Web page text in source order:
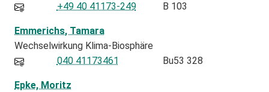
+49 40 41173-249
B 103
Emmerichs, Tamara
Wechselwirkung Klima-Biosphäre
040 41173461
Bu53 328
Epke, Moritz